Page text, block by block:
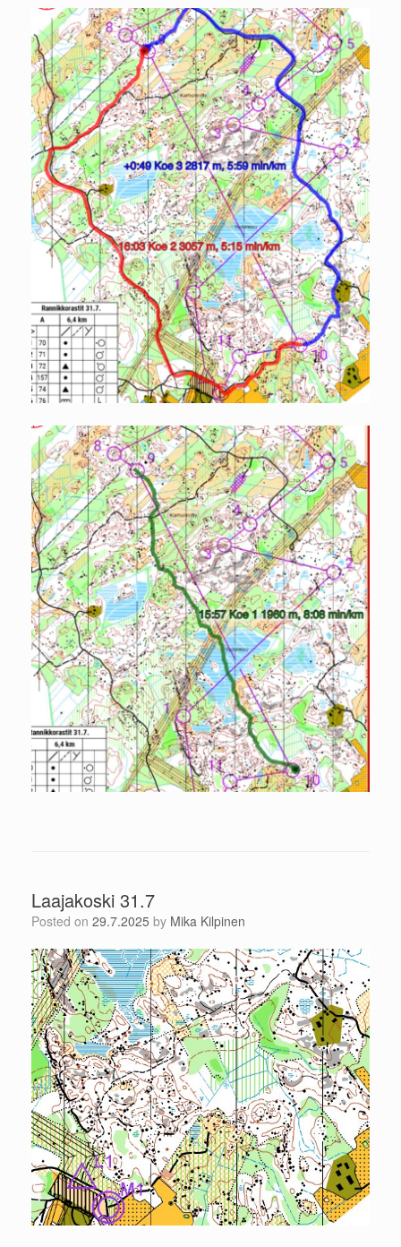
Laajakoski 31.7
Posted on 29.7.2025 by Mika Kilpinen